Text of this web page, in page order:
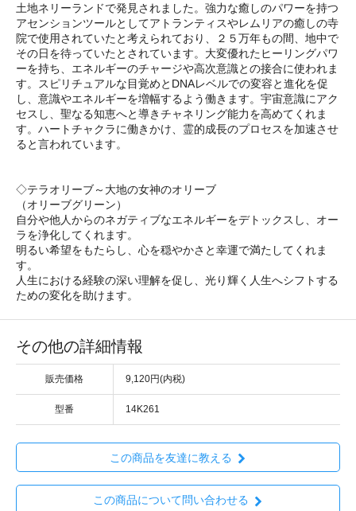
土地ネリーランドで発見されました。強力な癒しのパワーを持つ
アセンションツールとしてアトランティスやレムリアの癒しの寺
院で使用されていたと考えられており、２５万年もの間、地中で
その日を待っていたとされています。大変優れたヒーリングパワ
ーを持ち、エネルギーのチャージや高次意識との接合に使われま
す。スピリチュアルな目覚めとDNAレベルでの変容と進化を促
し、意識やエネルギーを増幅するよう働きます。宇宙意識にアク
セスし、聖なる知恵へと導きチャネリング能力を高めてくれま
す。ハートチャクラに働きかけ、霊的成長のプロセスを加速させ
ると言われています。
◇テラオリーブ～大地の女神のオリーブ
（オリーブグリーン）
自分や他人からのネガティブなエネルギーをデトックスし、オー
ラを浄化してくれます。
明るい希望をもたらし、心を穏やかさと幸運で満たしてくれま
す。
人生における経験の深い理解を促し、光り輝く人生へシフトする
ための変化を助けます。
その他の詳細情報
販売価格 9,120円(内税)
型番 14K261
この商品を友達に教える
この商品について問い合わせる